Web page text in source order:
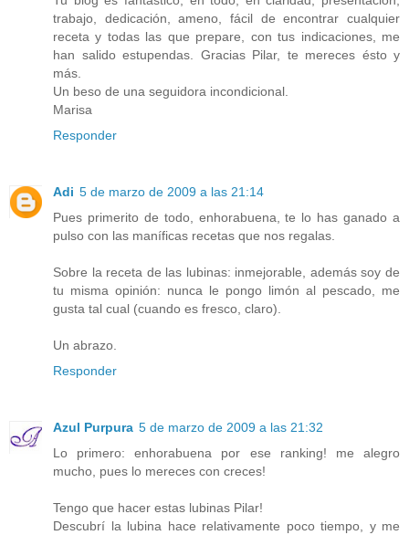
trabajo, dedicación, ameno, fácil de encontrar cualquier
receta y todas las que prepare, con tus indicaciones, me
han salido estupendas. Gracias Pilar, te mereces ésto y
más.
Un beso de una seguidora incondicional.
Marisa
Responder
Adi 5 de marzo de 2009 a las 21:14
Pues primerito de todo, enhorabuena, te lo has ganado a
pulso con las maníficas recetas que nos regalas.
Sobre la receta de las lubinas: inmejorable, además soy de
tu misma opinión: nunca le pongo limón al pescado, me
gusta tal cual (cuando es fresco, claro).
Un abrazo.
Responder
Azul Purpura 5 de marzo de 2009 a las 21:32
Lo primero: enhorabuena por ese ranking! me alegro
mucho, pues lo mereces con creces!
Tengo que hacer estas lubinas Pilar!
Descubrí la lubina hace relativamente poco tiempo, y me